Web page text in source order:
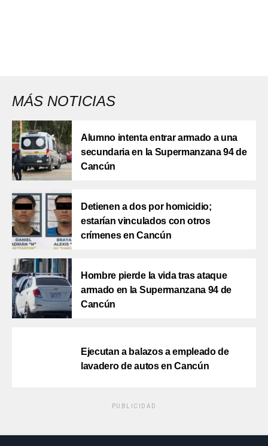
MÁS NOTICIAS
Alumno intenta entrar armado a una
secundaria en la Supermanzana 94 de
Cancún
Detienen a dos por homicidio;
estarían vinculados con otros
crímenes en Cancún
Hombre pierde la vida tras ataque
armado en la Supermanzana 94 de
Cancún
Ejecutan a balazos a empleado de
lavadero de autos en Cancún
PUBLICIDAD